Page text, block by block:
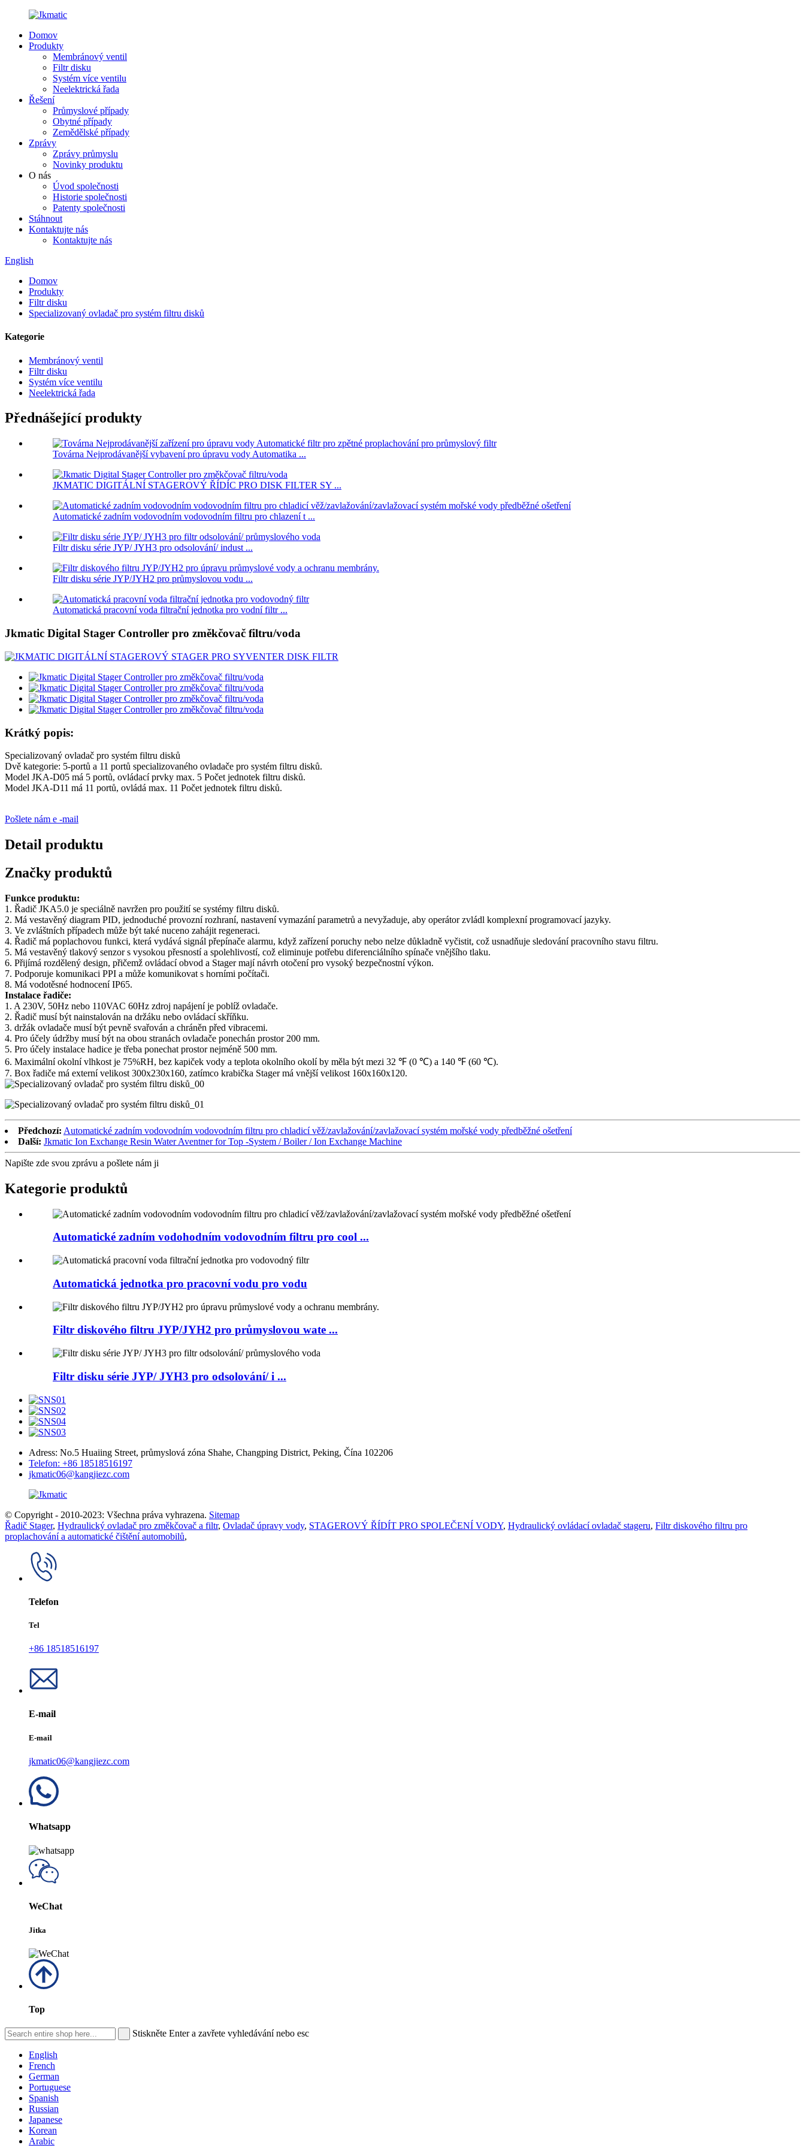
Domov
Produkty
Membránový ventil
Filtr disku
Systém více ventilu
Neelektrická řada
Řešení
Průmyslové případy
Obytné případy
Zemědělské případy
Zprávy
Zprávy průmyslu
Novinky produktu
O nás
Úvod společnosti
Historie společnosti
Patenty společnosti
Stáhnout
Kontaktujte nás
Kontaktujte nás
English
Domov
Produkty
Filtr disku
Specializovaný ovladač pro systém filtru disků
Kategorie
Membránový ventil
Filtr disku
Systém více ventilu
Neelektrická řada
Přednášející produkty
Továrna Nejprodávanější vybavení pro úpravu vody Automatika ...
JKMATIC DIGITÁLNÍ STAGEROVÝ ŘÍDÍC PRO DISK FILTER SY ...
Automatické zadním vodovodním vodovodním filtru pro chlazení t ...
Filtr disku série JYP/ JYH3 pro odsolování/ indust ...
Filtr disku série JYP/JYH2 pro průmyslovou vodu ...
Automatická pracovní voda filtrační jednotka pro vodní filtr ...
Jkmatic Digital Stager Controller pro změkčovač filtru/voda
Krátký popis:
Specializovaný ovladač pro systém filtru disků
Dvě kategorie: 5-portů a 11 portů specializovaného ovladače pro systém filtru disků.
Model JKA-D05 má 5 portů, ovládací prvky max. 5 Počet jednotek filtru disků.
Model JKA-D11 má 11 portů, ovládá max. 11 Počet jednotek filtru disků.
Pošlete nám e -mail
Detail produktu
Značky produktů
Funkce produktu:
1. Řadič JKA5.0 je speciálně navržen pro použití se systémy filtru disků.
2. Má vestavěný diagram PID, jednoduché provozní rozhraní, nastavení vymazání parametrů a nevyžaduje, aby operátor zvládl komplexní programovací jazyky.
3. Ve zvláštních případech může být také nuceno zahájit regeneraci.
4. Řadič má poplachovou funkci, která vydává signál přepínače alarmu, když zařízení poruchy nebo nelze důkladně vyčistit, což usnadňuje sledování pracovního stavu filtru.
5. Má vestavěný tlakový senzor s vysokou přesností a spolehlivostí, což eliminuje potřebu diferenciálního spínače vnějšího tlaku.
6. Přijímá rozdělený design, přičemž ovládací obvod a Stager mají návrh otočení pro vysoký bezpečnostní výkon.
7. Podporuje komunikaci PPI a může komunikovat s horními počítači.
8. Má vodotěsné hodnocení IP65.
Instalace řadiče:
1. A 230V, 50Hz nebo 110VAC 60Hz zdroj napájení je poblíž ovladače.
2. Řadič musí být nainstalován na držáku nebo ovládací skříňku.
3. držák ovladače musí být pevně svařován a chráněn před vibracemi.
4. Pro účely údržby musí být na obou stranách ovladače ponechán prostor 200 mm.
5. Pro účely instalace hadice je třeba ponechat prostor nejméně 500 mm.
6. Maximální okolní vlhkost je 75%RH, bez kapiček vody a teplota okolního okolí by měla být mezi 32 ℉ (0 ℃) a 140 ℉ (60 ℃).
7. Box řadiče má externí velikost 300x230x160, zatímco krabička Stager má vnější velikost 160x160x120.
Předchozí: Automatické zadním vodovodním vodovodním filtru pro chladicí věž/zavlažování/zavlažovací systém mořské vody předběžné ošetření
Další: Jkmatic Ion Exchange Resin Water Aventner for Top -System / Boiler / Ion Exchange Machine
Napište zde svou zprávu a pošlete nám ji
Kategorie produktů
Automatické zadním vodohodním vodovodním filtru pro cool ...
Automatická jednotka pro pracovní vodu pro vodu
Filtr diskového filtru JYP/JYH2 pro průmyslovou wate ...
Filtr disku série JYP/ JYH3 pro odsolování/ i ...
Adress: No.5 Huaiing Street, průmyslová zóna Shahe, Changping District, Peking, Čína 102206
Telefon: +86 18518516197
jkmatic06@kangjiezc.com
© Copyright - 2010-2023: Všechna práva vyhrazena. Sitemap
Řadič Stager, Hydraulický ovladač pro změkčovač a filtr, Ovladač úpravy vody, STAGEROVÝ ŘÍDÍT PRO SPOLEČENÍ VODY, Hydraulický ovládací ovladač stageru, Filtr diskového filtru pro
proplachování a automatické čištění automobilů,
Telefon
Tel
+86 18518516197
E-mail
E-mail
jkmatic06@kangjiezc.com
Whatsapp
WeChat
Jitka
Top
Stiskněte Enter a zavřete vyhledávání nebo esc
English
French
German
Portuguese
Spanish
Russian
Japanese
Korean
Arabic